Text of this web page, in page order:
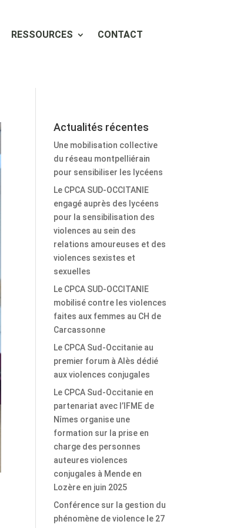
RESSOURCES
CONTACT
Actualités récentes
Une mobilisation collective
du réseau montpelliérain
pour sensibiliser les lycéens
Le CPCA SUD-OCCITANIE
engagé auprès des lycéens
pour la sensibilisation des
violences au sein des
relations amoureuses et des
violences sexistes et
sexuelles
Le CPCA SUD-OCCITANIE
mobilisé contre les violences
faites aux femmes au CH de
Carcassonne
Le CPCA Sud-Occitanie au
premier forum à Alès dédié
aux violences conjugales
Le CPCA Sud-Occitanie en
partenariat avec l’IFME de
Nîmes organise une
formation sur la prise en
charge des personnes
auteures violences
conjugales à Mende en
Lozère en juin 2025
Conférence sur la gestion du
phénomène de violence le 27